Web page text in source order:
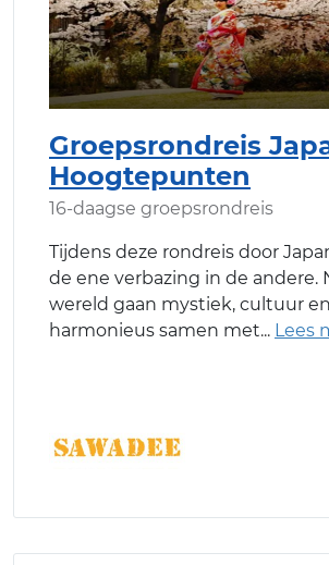
Groepsrondreis
Hoogtepunten
16-daagse groepsrondreis
Tijdens deze rondreis door
de ene verbazing in de andere.
wereld gaan mystiek, cultuur
harmonieus samen met